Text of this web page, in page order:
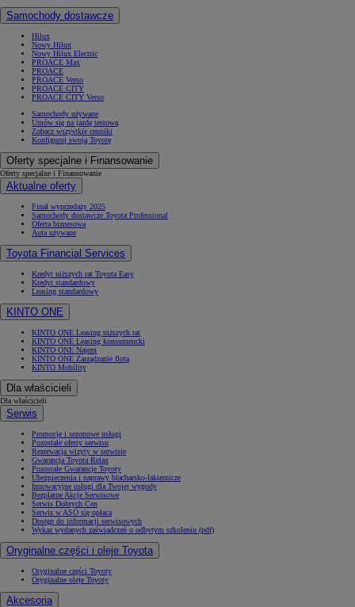
Samochody dostawcze
Hilux
Nowy Hilux
Nowy Hilux Electric
PROACE Max
PROACE
PROACE Verso
PROACE CITY
PROACE CITY Verso
Samochody używane
Umów się na jazdę testową
Zobacz wszystkie cenniki
Konfiguruj swoją Toyotę
Oferty specjalne i Finansowanie
Oferty specjalne i Finansowanie
Aktualne oferty
Finał wyprzedaży 2025
Samochody dostawcze Toyota Professional
Oferta biznesowa
Auta używane
Toyota Financial Services
Kredyt niższych rat Toyota Easy
Kredyt standardowy
Leasing standardowy
KINTO ONE
KINTO ONE Leasing niższych rat
KINTO ONE Leasing konsumencki
KINTO ONE Najem
KINTO ONE Zarządzanie flotą
KINTO Mobility
Dla właścicieli
Dla właścicieli
Serwis
Promocje i sezonowe usługi
Pozostałe oferty serwisu
Rezerwacja wizyty w serwisie
Gwarancja Toyota Relax
Pozostałe Gwarancje Toyoty
Ubezpieczenia i naprawy blacharsko-lakiernicze
Innowacyjne usługi dla Twojej wygody
Bezpłatne Akcje Serwisowe
Serwis Dobrych Cen
Serwis w ASO się opłaca
Dostęp do informacji serwisowych
Wykaz wydanych zaświadczeń o odbytym szkoleniu (pdf)
Oryginalne części i oleje Toyota
Oryginalne części Toyoty
Oryginalne oleje Toyoty
Akcesoria